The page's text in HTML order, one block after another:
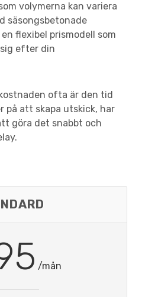
volymerna kan variera
säsongsbetonade
flexibel prismodell som
efter din
ofta är den tid
på att skapa utskick, har
göra det snabbt och
/mån